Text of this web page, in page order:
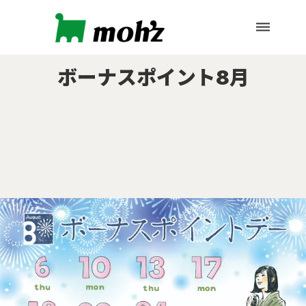
dehaze
ボーナスポイント8月